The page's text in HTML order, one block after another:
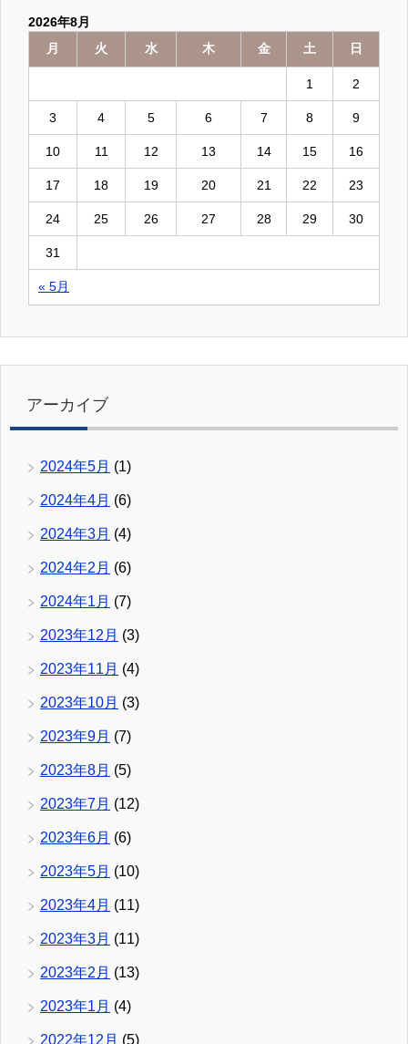
2026年8月
月
火 水 木 金 土 日
« 5月
1 2
3 4 5 6 7 8 9
10 11 12 13 14 15 16
17 18 19 20 21 22 23
24 25 26 27 28 29 30
31
アーカイブ
2024年5月 (1)
2024年4月 (6)
2024年3月 (4)
2024年2月 (6)
2024年1月 (7)
2023年12月 (3)
2023年11月 (4)
2023年10月 (3)
2023年9月 (7)
2023年8月 (5)
2023年7月 (12)
2023年6月 (6)
2023年5月 (10)
2023年4月 (11)
2023年3月 (11)
2023年2月 (13)
2023年1月 (4)
2022年12月 (5)